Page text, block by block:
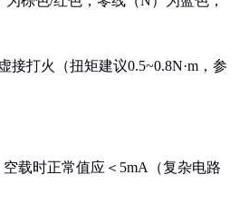
接打火（扭矩建议0.5~0.8N·m，参
载时正常值应＜5mA（复杂电路